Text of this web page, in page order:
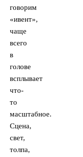
говорим
«ивент»,
чаще
всего
в
голове
всплывает
что-
то
масштабное.
Сцена,
свет,
толпа,